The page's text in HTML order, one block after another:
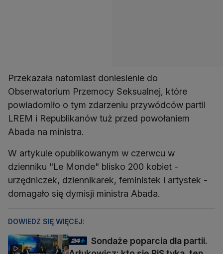
Przekazała natomiast doniesienie do
Obserwatorium Przemocy Seksualnej, które
powiadomiło o tym zdarzeniu przywódców partii
LREM i Republikanów tuż przed powołaniem
Abada na ministra.
W artykule opublikowanym w czerwcu w
dzienniku "Le Monde" blisko 200 kobiet -
urzędniczek, dziennikarek, feministek i artystek -
domagało się dymisji ministra Abada.
DOWIEDZ SIĘ WIĘCEJ:
Sondaże poparcia dla partii.